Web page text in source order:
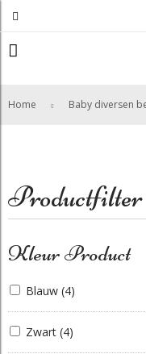
Home Baby diversen
Productfilter
Kleur Product
Blauw (4)
Zwart (4)